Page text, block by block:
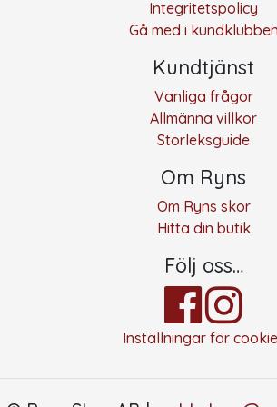
Integritetspolicy
Gå med i kundklubben
Kundtjänst
Vanliga frågor
Allmänna villkor
Storleksguide
Om Ryns
Om Ryns skor
Hitta din butik
Följ oss…
Inställningar för